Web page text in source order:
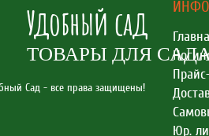
Удобный сад
ТОВАРЫ ДЛЯ
Сад - все права защищены!
Юр.